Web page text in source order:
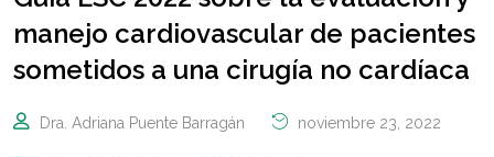
manejo cardiovascular de pacientes
sometidos a una cirugía no cardíaca
Dra. Adriana Puente Barragán noviembre 23, 2022